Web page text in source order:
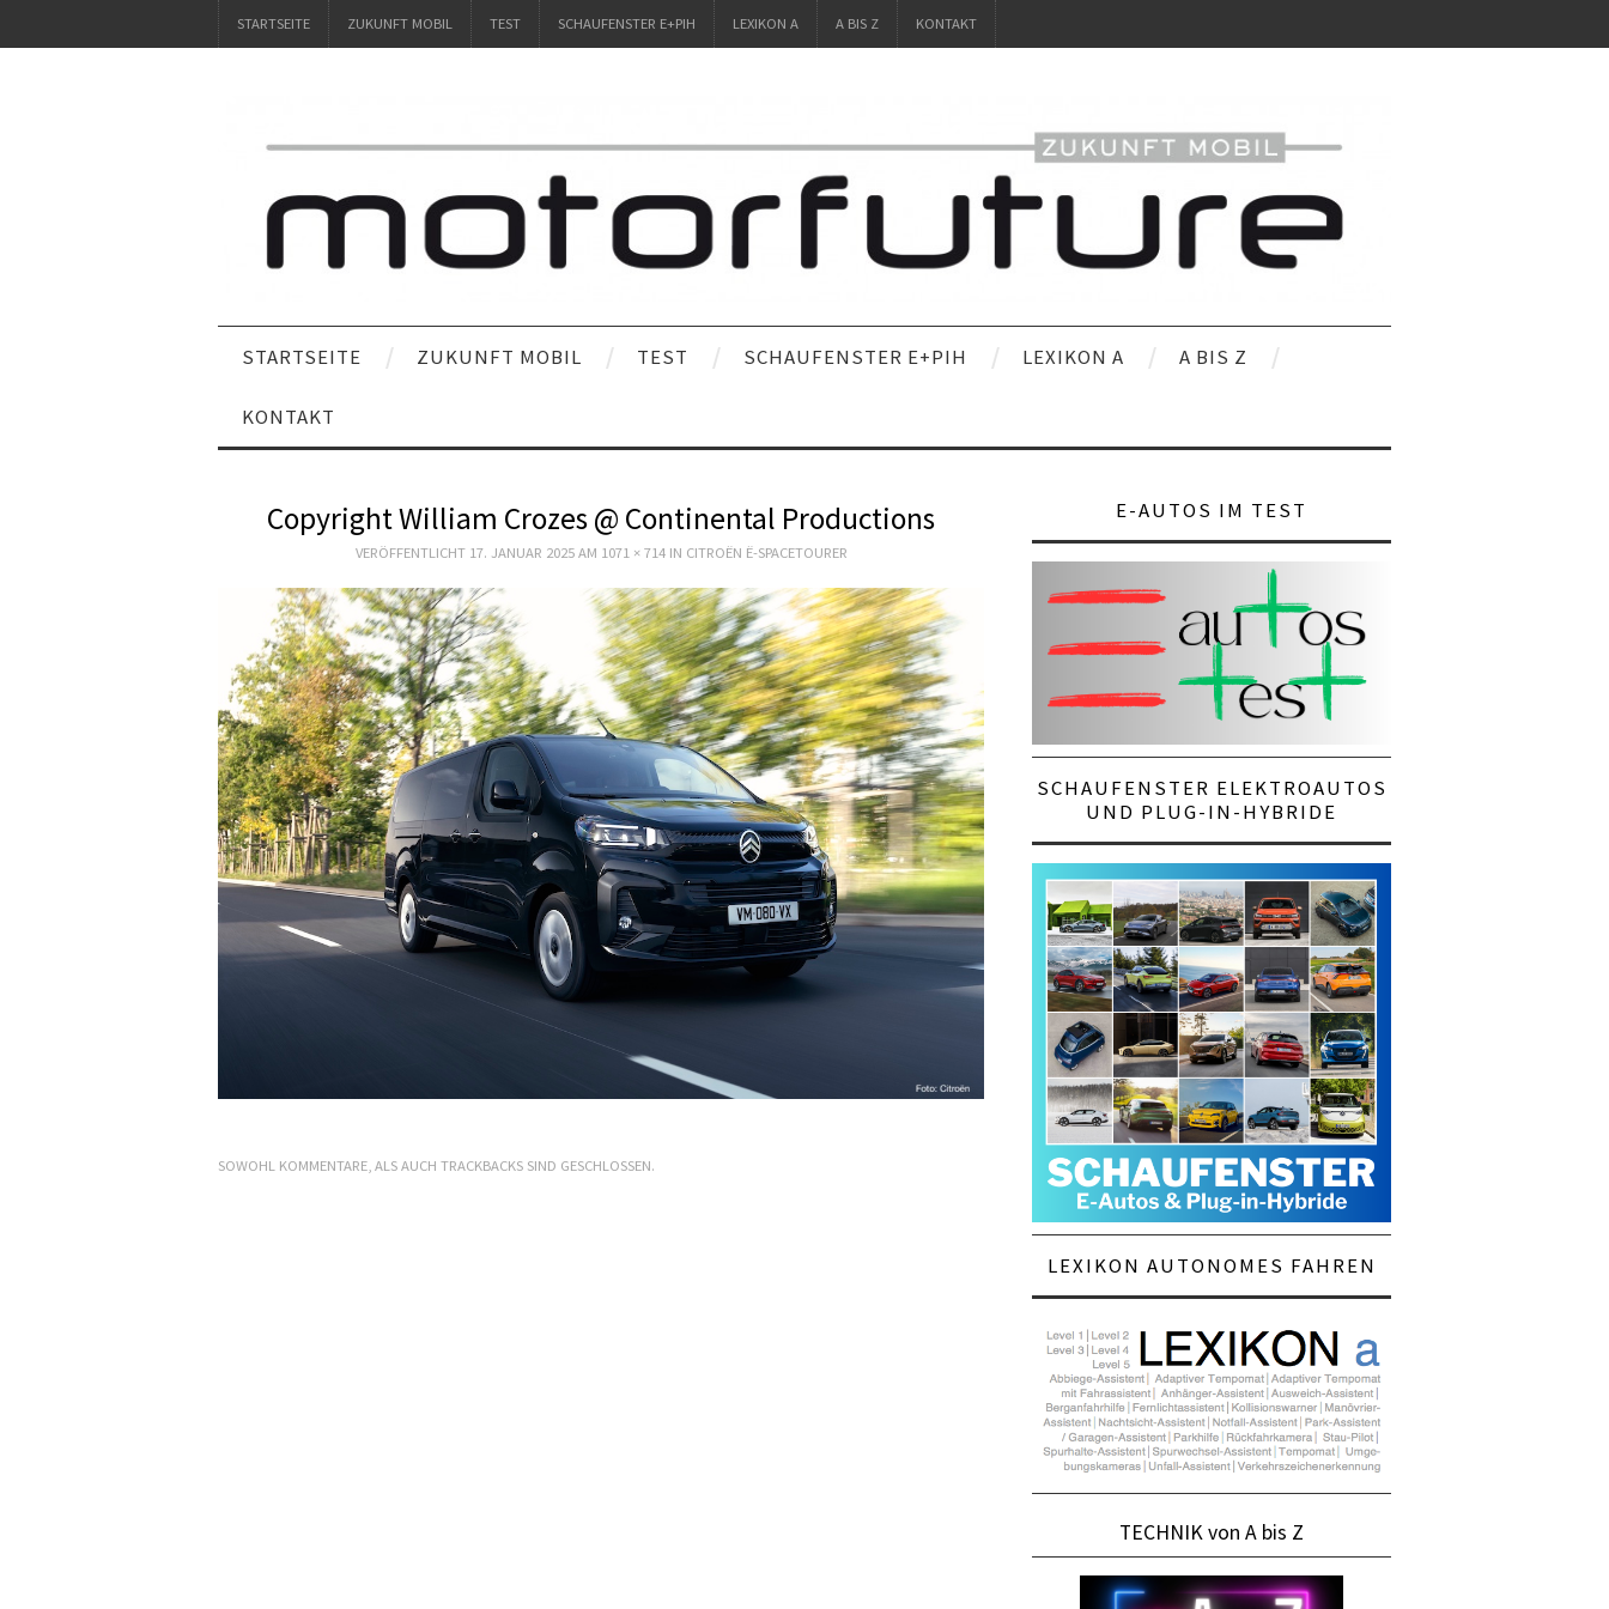
STARTSEITE ZUKUNFT MOBIL TEST SCHAUFENSTER E+PIH LEXIKON A A BIS Z KONTAKT
STARTSEITE ZUKUNFT MOBIL TEST SCHAUFENSTER E+PIH LEXIKON A A BIS Z
KONTAKT
Copyright William Crozes @ Continental Productions
VERÖFFENTLICHT 17. JANUAR 2025AM 1071 × 714IN CITROËN Ë-SPACETOURER
SOWOHL KOMMENTARE, ALS AUCH TRACKBACKS SIND GESCHLOSSEN.
E-AUTOS IM TEST
SCHAUFENSTER ELEKTROAUTOS
UND PLUG-IN-HYBRIDE
LEXIKON AUTONOMES FAHREN
TECHNIK von A bis Z